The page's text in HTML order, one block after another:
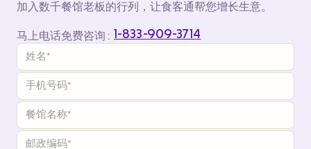
加入数千餐馆老板的行列，让食客通帮您增长生意。
马上电话免费咨询 : 1-833-909-3714